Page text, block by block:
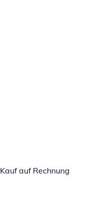
Kauf auf Rechnung